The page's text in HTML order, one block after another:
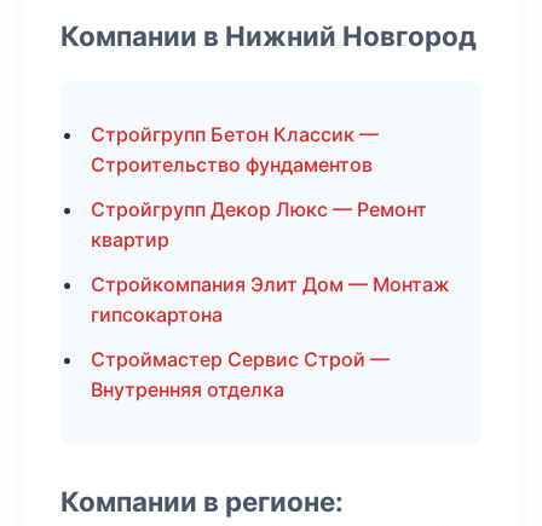
Компании в Нижний Новгород
Стройгрупп Бетон Классик —
Строительство фундаментов
Стройгрупп Декор Люкс — Ремонт
квартир
Стройкомпания Элит Дом — Монтаж
гипсокартона
Строймастер Сервис Строй —
Внутренняя отделка
Компании в регионе: